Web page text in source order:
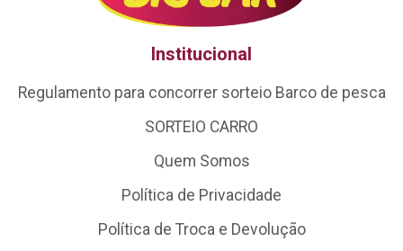
Institucional
Regulamento para concorrer sorteio Barco de pesca
SORTEIO CARRO
Quem Somos
Política de Privacidade
Política de Troca e Devolução